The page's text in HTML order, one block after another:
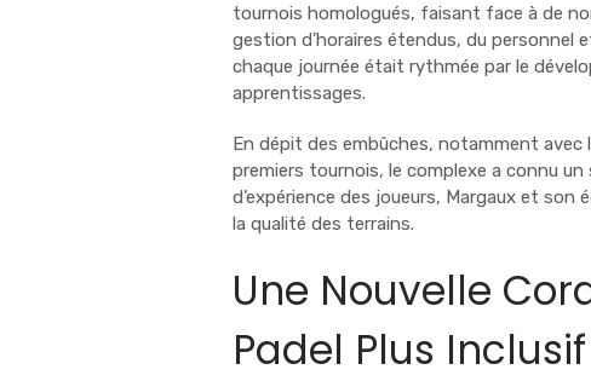
tournois homologués, faisant face à de
gestion d’horaires étendus, du personnel
chaque journée était rythmée par le
apprentissages.
En dépit des embûches, notamment avec
premiers tournois, le complexe a connu
d’expérience des joueurs, Margaux et
la qualité des terrains.
Une Nouvelle
Padel Plus Inclusif